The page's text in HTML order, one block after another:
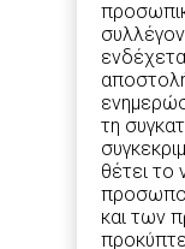
τη
θέτει το
και των